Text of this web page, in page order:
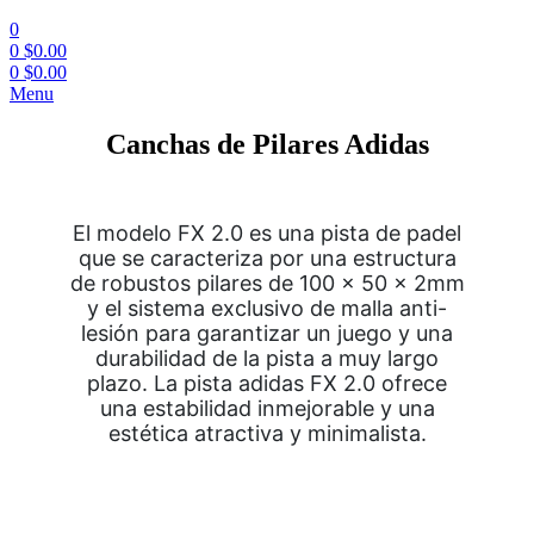
0
0 $0.00
0 $0.00
Menu
Canchas de Pilares Adidas
El modelo FX 2.0 es una pista de padel
que se caracteriza por una estructura
de robustos pilares de 100 x 50 x 2mm
y el sistema exclusivo de malla anti-
lesión para garantizar un juego y una
durabilidad de la pista a muy largo
plazo. La pista adidas FX 2.0 ofrece
una estabilidad inmejorable y una
estética atractiva y minimalista.